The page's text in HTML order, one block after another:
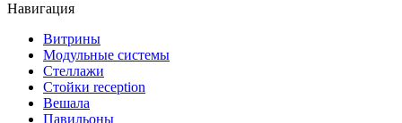
Навигация
Витрины
Модульные системы
Стеллажи
Стойки reception
Вешала
Павильоны